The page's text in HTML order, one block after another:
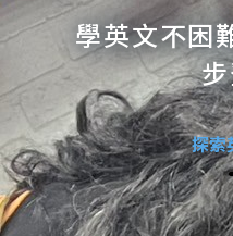
學英文不困
探索